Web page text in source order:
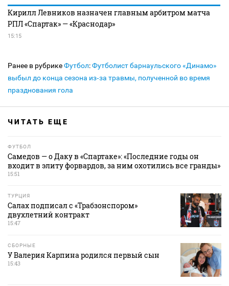
Кирилл Левников назначен главным арбитром матча
РПЛ «Спартак» — «Краснодар»
15:15
Ранее в рубрикеФутбол:Футболист барнаульского «Динамо»
выбыл до конца сезона из‑за травмы, полученной во время
празднования гола
ЧИТАТЬ ЕЩЕ
ФУТБОЛ
Самедов — о Даку в «Спартаке»: «Последние годы он
входит в элиту форвардов, за ним охотились все гранды»
15:51
ТУРЦИЯ
Салах подписал с «Трабзонспором»
двухлетний контракт
15:47
СБОРНЫЕ
У Валерия Карпина родился первый сын
15:43